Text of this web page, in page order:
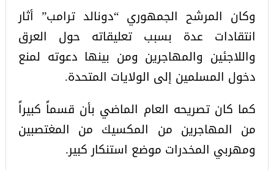
وكان المرشح الجمهوري “دونالد ترامب” أثار
انتقادات عدة بسبب تعليقاته حول العرق
واللاجئين والمهاجرين ومن بينها دعوته لمنع
دخول المسلمين إلى الولايات المتحدة.
كما كان تصريحه العام الماضي بأن قسماً كبيراً
من المهاجرين من المكسيك من المغتصبين
ومهربي المخدرات موضع استنكار كبير.